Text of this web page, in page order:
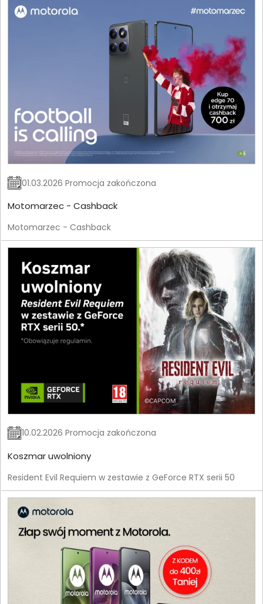
01.03.2026 Promocja zakończona
Motomarzec - Cashback
Motomarzec - Cashback
10.02.2026 Promocja zakończona
Koszmar uwolniony
Resident Evil Requiem w zestawie z GeForce RTX serii 50